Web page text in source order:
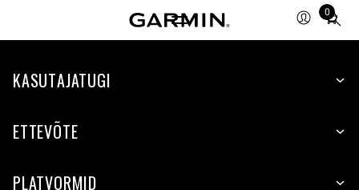
0
Total
items
cart:
KASUTAJATUGI
ETTEVÕTE
PLATVORMID